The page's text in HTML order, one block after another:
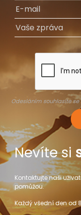
Odesláním souhlasíte se
Nevíte si
Kontaktujte naši
pomůžou.
Každý všední den od